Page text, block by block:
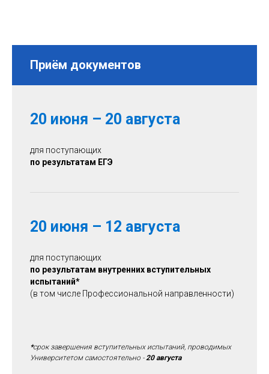
Приём документов
20 июня – 20 августа
для поступающих
по результатам ЕГЭ
20 июня – 12 августа
для поступающих
по результатам внутренних вступительных
испытаний*
(в том числе Профессиональной направленности)
*срок завершения вступительных испытаний, проводимых
Университетом самостоятельно -20 августа